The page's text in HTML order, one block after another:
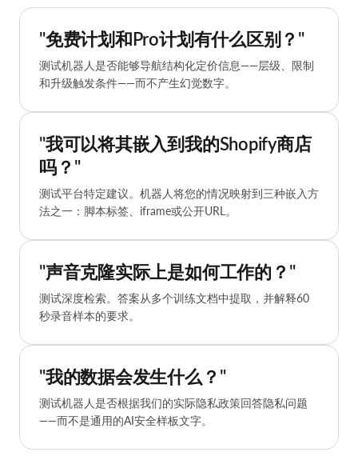
"免费计划和Pro计划有什么区别？"
测试机器人是否能够导航结构化定价信息——层级、限制
和升级触发条件——而不产生幻觉数字。
"我可以将其嵌入到我的Shopify商店
吗？"
测试平台特定建议。机器人将您的情况映射到三种嵌入方
法之一：脚本标签、iframe或公开URL。
"声音克隆实际上是如何工作的？"
测试深度检索。答案从多个训练文档中提取，并解释60
秒录音样本的要求。
"我的数据会发生什么？"
测试机器人是否根据我们的实际隐私政策回答隐私问题
——而不是通用的AI安全样板文字。